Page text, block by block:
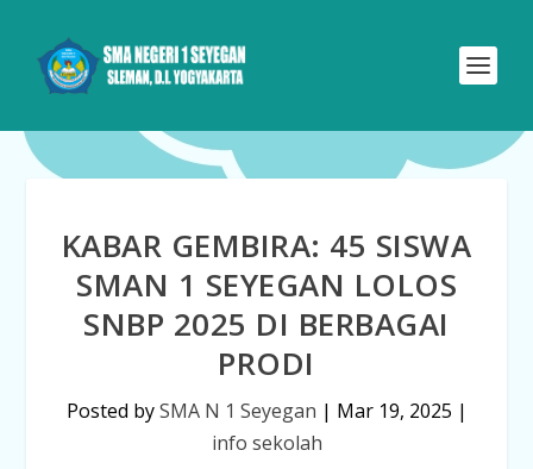
KABAR GEMBIRA: 45 SISWA
SMAN 1 SEYEGAN LOLOS
SNBP 2025 DI BERBAGAI
PRODI
Posted bySMA N 1 Seyegan | Mar 19, 2025 |
info sekolah